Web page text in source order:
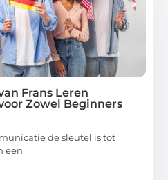
Frans Leren
Zowel Beginners
de sleutel is tot
een